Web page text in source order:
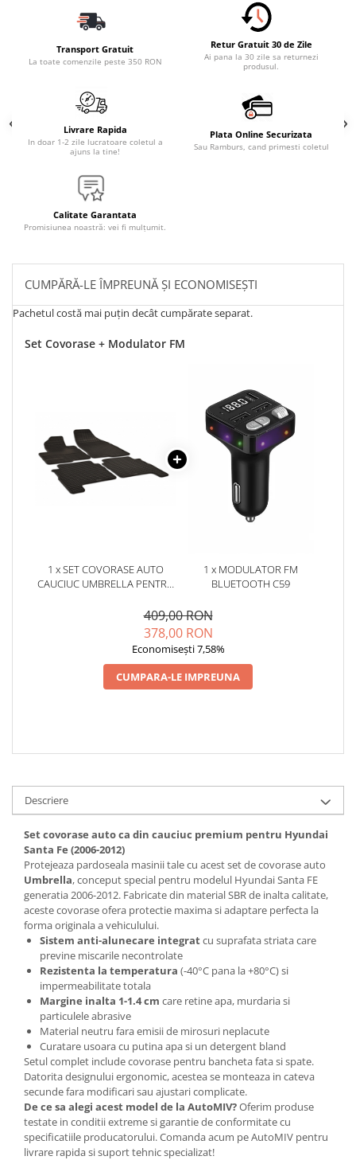
Transport Gratuit
La toate comenzile peste 350 RON
Retur Gratuit 30 de Zile
Ai pana la 30 zile sa returnezi
produsul.
Livrare Rapida
In doar 1-2 zile lucratoare coletul a
ajuns la tine!
Plata Online Securizata
Sau Ramburs, cand primesti coletul
Calitate Garantata
Promisiunea noastră: vei fi mulțumit.
CUMPĂRĂ-LE ÎMPREUNĂ ȘI ECONOMISEȘTI
Pachetul costă mai puțin decât cumpărate separat.
Set Covorase + Modulator FM
1 x SET COVORASE AUTO
CAUCIUC UMBRELLA PENTRU
1 x MODULATOR FM
BLUETOOTH C59
409,00 RON
378,00 RON
Economisești 7,58%
CUMPARA-LE IMPREUNA
Descriere
Set covorase auto ca din cauciuc premium pentru Hyundai
Santa Fe (2006-2012)
Protejeaza pardoseala masinii tale cu acest set de covorase auto
Umbrella, conceput special pentru modelul Hyundai Santa FE
generatia 2006-2012. Fabricate din material SBR de inalta calitate,
aceste covorase ofera protectie maxima si adaptare perfecta la
forma originala a vehiculului.
Sistem anti-alunecare integratcu suprafata striata care
previne miscarile necontrolate
Rezistenta la temperatura (-40°C pana la +80°C) si
impermeabilitate totala
Margine inalta 1-1.4 cm care retine apa, murdaria si
particulele abrasive
Material neutru fara emisii de mirosuri neplacute
Curatare usoara cu putina apa si un detergent bland
Setul complet include covorase pentru bancheta fata si spate.
Datorita designului ergonomic, acestea se monteaza in cateva
secunde fara modificari sau ajustari complicate.
De ce sa alegi acest model de la AutoMIV?Oferim produse
testate in conditii extreme si garantie de conformitate cu
specificatiile producatorului. Comanda acum pe AutoMIV pentru
livrare rapida si suport tehnic specializat!